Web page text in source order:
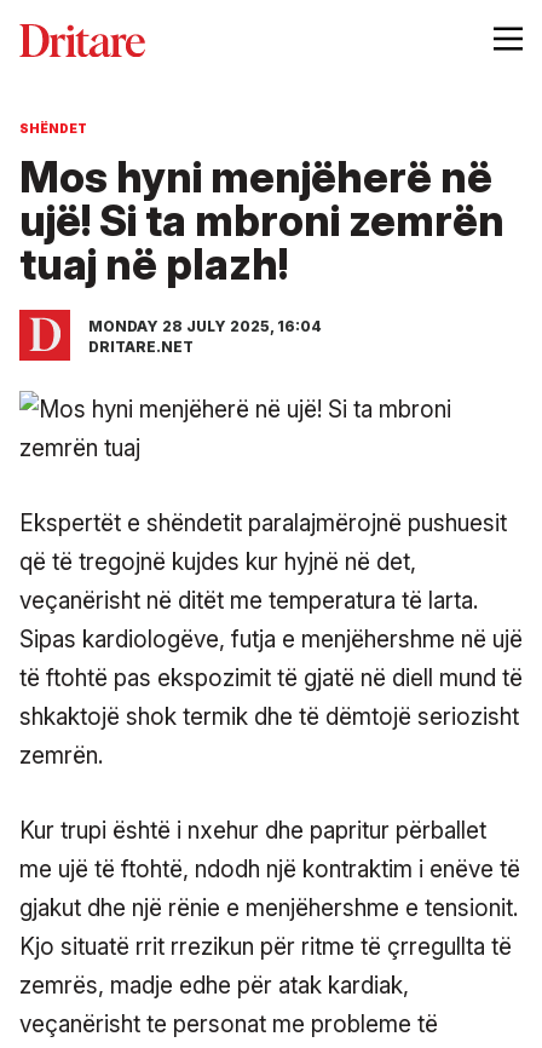
SHËNDET
Mos hyni menjëherë në
ujë! Si ta mbroni zemrën
tuaj në plazh!
MONDAY 28 JULY 2025, 16:04
DRITARE.NET
Ekspertët e shëndetit paralajmërojnë pushuesit
që të tregojnë kujdes kur hyjnë në det,
veçanërisht në ditët me temperatura të larta.
Sipas kardiologëve, futja e menjëhershme në ujë
të ftohtë pas ekspozimit të gjatë në diell mund të
shkaktojë shok termik dhe të dëmtojë seriozisht
zemrën.
Kur trupi është i nxehur dhe papritur përballet
me ujë të ftohtë, ndodh një kontraktim i enëve të
gjakut dhe një rënie e menjëhershme e tensionit.
Kjo situatë rrit rrezikun për ritme të çrregullta të
zemrës, madje edhe për atak kardiak,
veçanërisht te personat me probleme të